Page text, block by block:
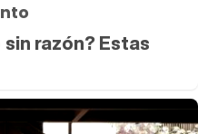
razón? Estas